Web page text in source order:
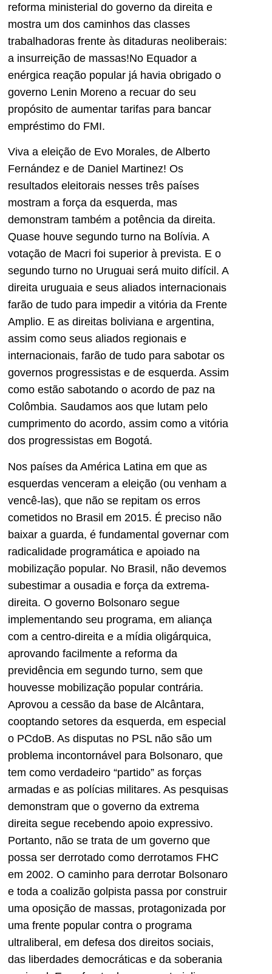
reforma ministerial do governo da direita e
mostra um dos caminhos das classes
trabalhadoras frente às ditaduras neoliberais:
a insurreição de massas!No Equador a
enérgica reação popular já havia obrigado o
governo Lenin Moreno a recuar do seu
propósito de aumentar tarifas para bancar
empréstimo do FMI.
Viva a eleição de Evo Morales, de Alberto
Fernández e de Daniel Martinez! Os
resultados eleitorais nesses três países
mostram a força da esquerda, mas
demonstram também a potência da direita.
Quase houve segundo turno na Bolívia. A
votação de Macri foi superior à prevista. E o
segundo turno no Uruguai será muito difícil. A
direita uruguaia e seus aliados internacionais
farão de tudo para impedir a vitória da Frente
Amplio. E as direitas boliviana e argentina,
assim como seus aliados regionais e
internacionais, farão de tudo para sabotar os
governos progressistas e de esquerda. Assim
como estão sabotando o acordo de paz na
Colômbia. Saudamos aos que lutam pelo
cumprimento do acordo, assim como a vitória
dos progressistas em Bogotá.
Nos países da América Latina em que as
esquerdas venceram a eleição (ou venham a
vencê-las), que não se repitam os erros
cometidos no Brasil em 2015. É preciso não
baixar a guarda, é fundamental governar com
radicalidade programática e apoiado na
mobilização popular. No Brasil, não devemos
subestimar a ousadia e força da extrema-
direita. O governo Bolsonaro segue
implementando seu programa, em aliança
com a centro-direita e a mídia oligárquica,
aprovando facilmente a reforma da
previdência em segundo turno, sem que
houvesse mobilização popular contrária.
Aprovou a cessão da base de Alcântara,
cooptando setores da esquerda, em especial
o PCdoB. As disputas no PSL não são um
problema incontornável para Bolsonaro, que
tem como verdadeiro “partido” as forças
armadas e as polícias militares. As pesquisas
demonstram que o governo da extrema
direita segue recebendo apoio expressivo.
Portanto, não se trata de um governo que
possa ser derrotado como derrotamos FHC
em 2002. O caminho para derrotar Bolsonaro
e toda a coalizão golpista passa por construir
uma oposição de massas, protagonizada por
uma frente popular contra o programa
ultraliberal, em defesa dos direitos sociais,
das liberdades democráticas e da soberania